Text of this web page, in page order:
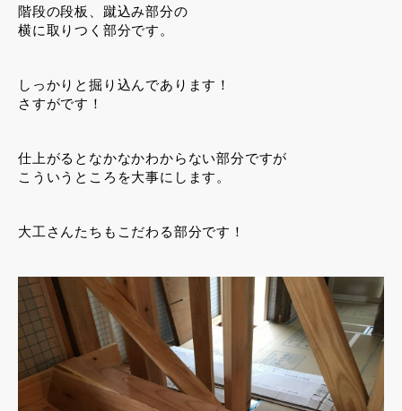
階段の段板、蹴込み部分の
横に取りつく部分です。
しっかりと掘り込んであります！
さすがです！
仕上がるとなかなかわからない部分ですが
こういうところを大事にします。
大工さんたちもこだわる部分です！